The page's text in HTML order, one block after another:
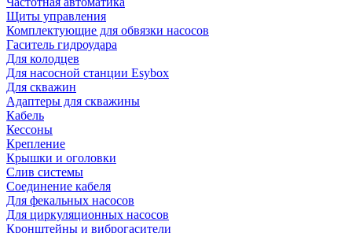
Щиты управления
Комплектующие для обвязки насосов
Гаситель гидроудара
Для колодцев
Для насосной станции Esybox
Для скважин
Адаптеры для скважины
Кабель
Кессоны
Крепление
Крышки и оголовки
Слив системы
Соединение кабеля
Для фекальных насосов
Для циркуляционных насосов
Кронштейны и виброгасители